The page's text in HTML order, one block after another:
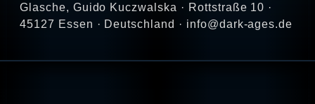
Glasche, Guido Kuczwalska · Rottstraße 10 ·
45127 Essen · Deutschland · info@dark-ages.de